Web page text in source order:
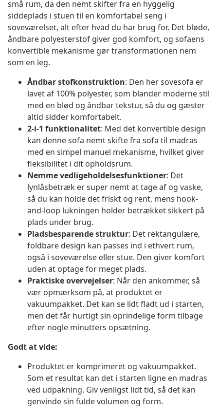
små rum, da den nemt skifter fra en hyggelig
siddeplads i stuen til en komfortabel seng i
soveværelset, alt efter hvad du har brug for. Det bløde,
åndbare polyesterstof giver god komfort, og sofaens
konvertible mekanisme gør transformationen nem
som en leg.
Åndbar stofkonstruktion: Den her sovesofa er
lavet af 100% polyester, som blander moderne stil
med en blød og åndbar tekstur, så du og gæster
altid sidder komfortabelt.
2-i-1 funktionalitet: Med det konvertible design
kan denne sofa nemt skifte fra sofa til madras
med en simpel manuel mekanisme, hvilket giver
fleksibilitet i dit opholdsrum.
Nemme vedligeholdelsesfunktioner: Det
lynlåsbetræk er super nemt at tage af og vaske,
så du kan holde det friskt og rent, mens hook-
and-loop lukningen holder betrækket sikkert på
plads under brug.
Pladsbesparende struktur: Det rektangulære,
foldbare design kan passes ind i ethvert rum,
også i soveværelse eller stue. Den giver komfort
uden at optage for meget plads.
Praktiske overvejelser: Når den ankommer, så
vær opmærksom på, at produktet er
vakuumpakket. Det kan se lidt fladt ud i starten,
men det får hurtigt sin oprindelige form tilbage
efter nogle minutters opsætning.
Godt at vide:
Produktet er komprimeret og vakuumpakket.
Som et resultat kan det i starten ligne en madras
ved udpakning. Giv venligst lidt tid, så det kan
genvinde sin fulde volumen og form.